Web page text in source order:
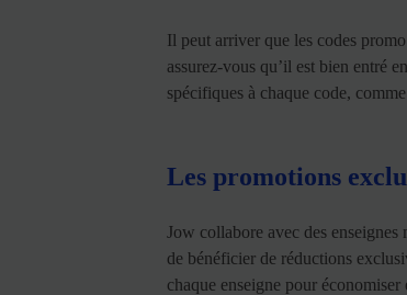
Il peut arriver que les codes
assurez-vous qu’il est bien entré
spécifiques à chaque code,
Les promotions
Jow collabore avec des enseignes
de bénéficier de réductions
chaque enseigne pour